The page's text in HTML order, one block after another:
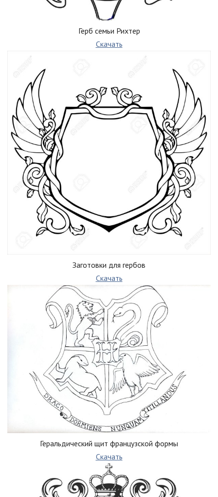
Герб семьи Рихтер
Скачать
Заготовки для гербов
Скачать
Геральдический щит французской формы
Скачать